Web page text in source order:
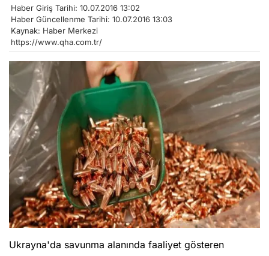
Haber Giriş Tarihi: 10.07.2016 13:02
Haber Güncellenme Tarihi: 10.07.2016 13:03
Kaynak: Haber Merkezi
https://www.qha.com.tr/
Ukrayna'da savunma alanında faaliyet gösteren